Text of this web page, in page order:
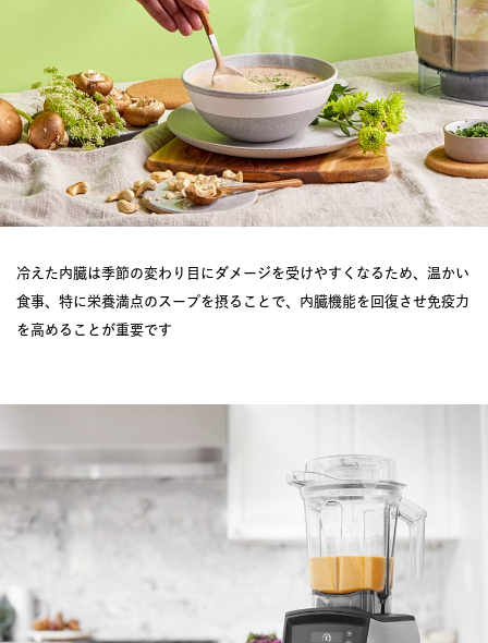
冷えた内臓は季節の変わり目にダメージを受けやすくなるため、温かい
食事、特に栄養満点のスープを摂ることで、内臓機能を回復させ免疫力
を高めることが重要です